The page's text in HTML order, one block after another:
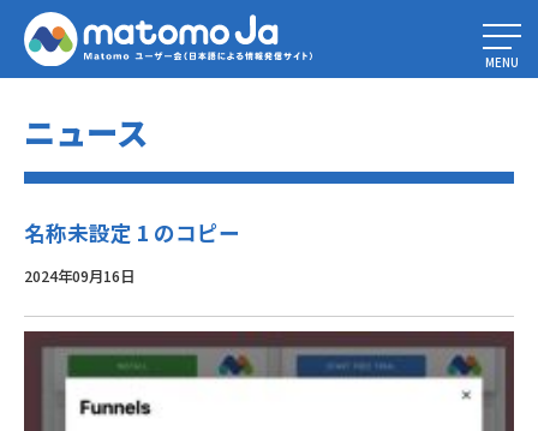
Home» 名称未設定 1 のコピー
MENU
ニュース
名称未設定 1 のコピー
2024年09月16日